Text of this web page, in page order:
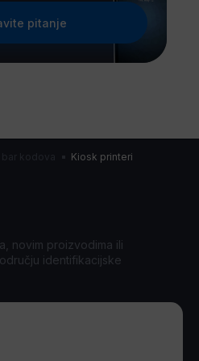
pitanje
Kiosk printeri
novim proizvodima ili
identifikacijske